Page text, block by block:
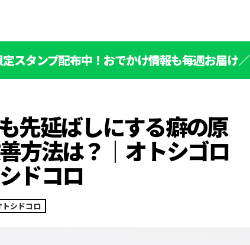
スタンプ配布中！おでかけ情報も毎週お届け／
先延ばしにする癖の原
方法は？｜オトシゴロ
ドコロ
シドコロ